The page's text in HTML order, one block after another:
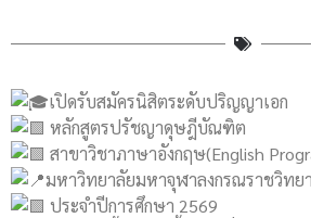
เปิดรับสมัครนิสิตระดับปริญญาเอก
หลักสูตรปรัชญาดุษฎีบัณฑิต
สาขาวิชาภาษาอังกฤษ(English
มหาวิทยาลัยมหาจุฬาลงกรณราชวิทย
ประจำปีการศึกษา 2569